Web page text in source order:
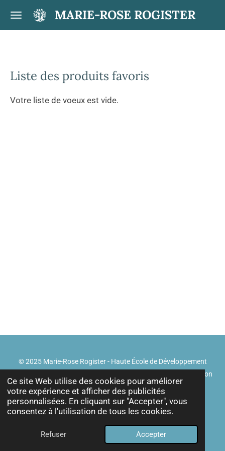
Ce site Web utilise des cookies pour améliorer
votre expérience et afficher des publicités
personnalisées. En cliquant sur "Accepter", vous
consentez à l'utilisation de tous les cookies.
Refuser Accepter
Passer
MARIE-ROSE ROGISTER
Liste des produits favoris
Votre liste de voeux est vide.
© 2025 Marie-Rose Rogister - Haute École de Développement
Sprirituel et Energétique, Thérapeute reiki, art ancien de guérision
naturelle -Mentions légales
E-mail